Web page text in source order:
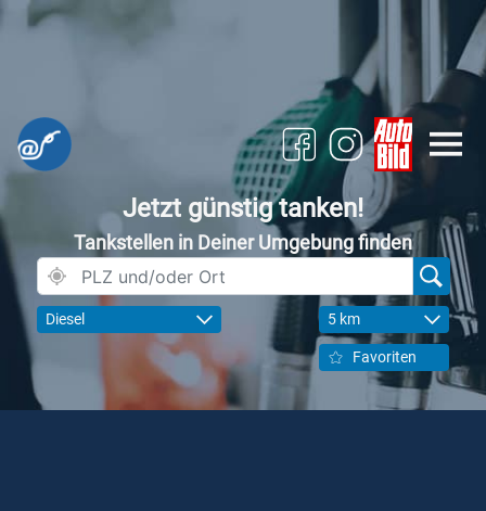
Jetzt günstig tanken!
Tankstellen in Deiner Umgebung finden
Diesel 5 km
Favoriten